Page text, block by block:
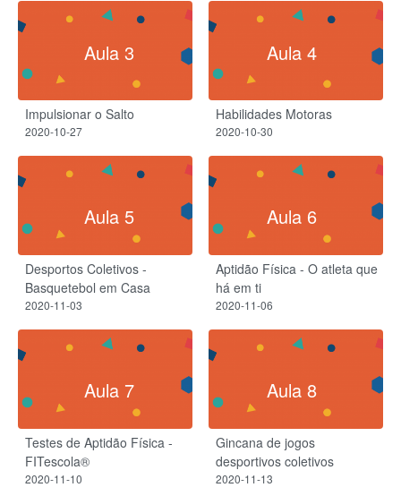
Aula 3
Impulsionar o Salto
2020-10-27
Aula 4
Habilidades Motoras
2020-10-30
Aula 5
Desportos Coletivos -
Basquetebol em Casa
2020-11-03
Aula 6
Aptidão Física - O atleta que
há em ti
2020-11-06
Aula 7
Testes de Aptidão Física -
FITescola®
2020-11-10
Aula 8
Gincana de jogos
desportivos coletivos
2020-11-13